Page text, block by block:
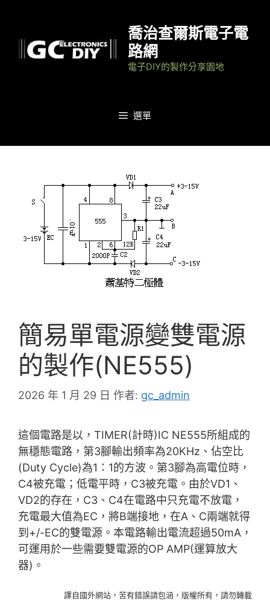
喬治查爾斯電子電
路網
電子DIY的製作分享園地
選單
簡易單電源變雙電源
的製作(NE555)
2026 年 1 月 29 日 作者: gc_admin
這個電路是以，TIMER(計時)IC NE555所組成的
無穩態電路，第3腳輸出頻率為20KHz、佔空比
(Duty Cycle)為1：1的方波。第3腳為高電位時，
C4被充電；低電平時，C3被充電。由於VD1、
VD2的存在，C3、C4在電路中只充電不放電，
充電最大值為EC，將B端接地，在A、C兩端就得
到+/-EC的雙電源。本電路輸出電流超過50mA，
可運用於一些需要雙電源的OP AMP(運算放大
器)。
譯自國外網站，苦有錯誤請包涵，版權所有，請勿轉載